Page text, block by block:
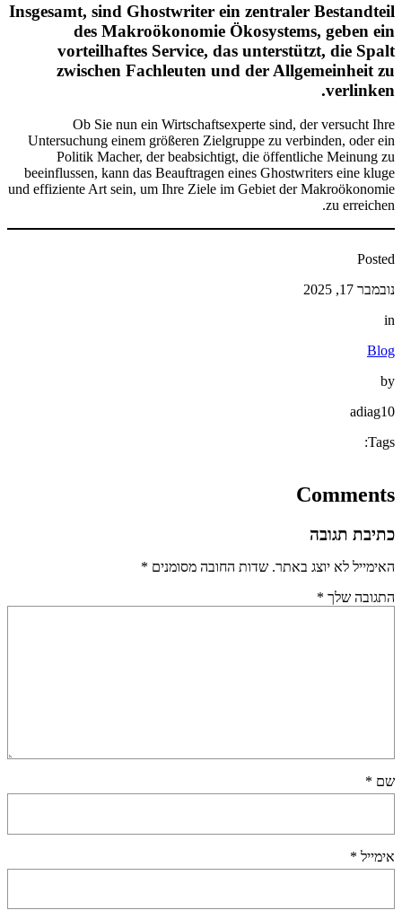
Insgesamt, sind Ghostwriter ein zentraler Bestandteil
des Makroökonomie Ökosystems, geben ein
vorteilhaftes Service, das unterstützt, die Spalt
zwischen Fachleuten und der Allgemeinheit zu
verlinken.
Ob Sie nun ein Wirtschaftsexperte sind, der versucht Ihre
Untersuchung einem größeren Zielgruppe zu verbinden, oder ein
Politik Macher, der beabsichtigt, die öffentliche Meinung zu
beeinflussen, kann das Beauftragen eines Ghostwriters eine kluge
und effiziente Art sein, um Ihre Ziele im Gebiet der Makroökonomie
zu erreichen.
Posted
נובמבר 17, 2025
in
Blog
by
adiag10
Tags:
Comments
כתיבת תגובה
האימייל לא יוצג באתר. שדות החובה מסומנים *
התגובה שלך *
שם *
אימייל *